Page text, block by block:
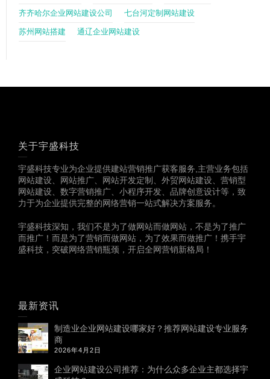
齐齐哈尔企业网站建设公司 七台河定制网站建设
苏州网站搭建 通辽企业网站建设
关于宇盛科技
宇盛科技专业为企业提供建站营销推广获客服务,主营业务包括
网站建设、网站推广、网站开发定制、外贸网站建设、营销型
网站建设、数字营销推广、小程序开发、品牌创意设计等，致
力于为企业提供完整的网络营销一站式解决方案服务。
宇盛科技深知，我们不是为了做网站而做网站，不是为了推广
而推广！而是为了营销而做网站，为了效果而做推广！携手宇
盛科技，突破网络营销瓶颈，开启全网营销新格局！
最新资讯
制造业企业网站建设哪家好？推荐网站建设专业服务
商
2026年4月2日
企业网站建设公司推荐：为什么众多企业主都选择宇